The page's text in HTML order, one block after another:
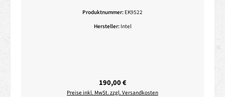
Produktnummer: EK9522
Hersteller: Intel
Regulärer Preis:
190,00 €
Preise inkl. MwSt. zzgl. Versandkosten